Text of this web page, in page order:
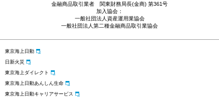
金融商品取引業者 関東財務局長(金商) 第361号
加入協会：
一般社団法人資産運用業協会
一般社団法人第二種金融商品取引業協会
東京海上日動
日新火災
東京海上ダイレクト
東京海上日動あんしん生命
東京海上日動キャリアサービス